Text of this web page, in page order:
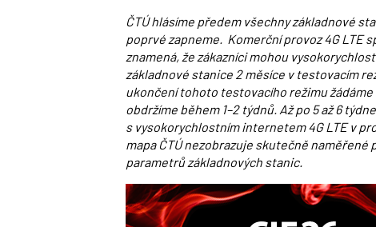
ČTÚ hlásíme předem všechny základnové
poprvé zapneme. Komerční provoz 4G LTE
znamená, že zákazníci mohou
základnové stanice 2 měsíce v testovacím
ukončení tohoto testovacího režimu
obdržíme během 1–2 týdnů. Až po 5 až 6
s vysokorychlostním internetem 4G LTE v
mapa ČTÚ nezobrazuje skutečně
parametrů základnových stanic.